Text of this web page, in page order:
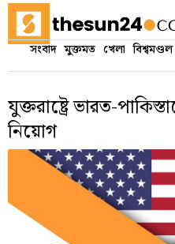
সংবাদ মুক্তমত খেলা বিশ্বমণ্ডল
যুক্তরাষ্ট্রে ভারত-
নিয়োগ